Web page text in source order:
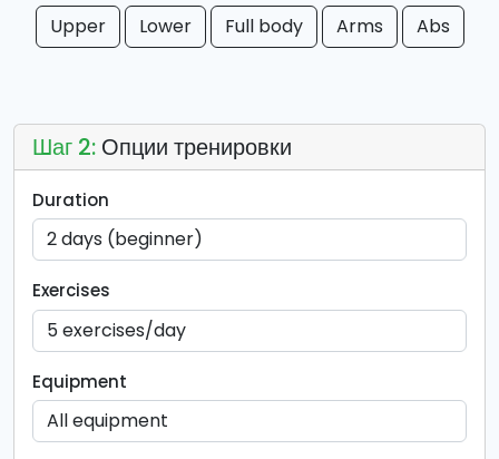
Upper Lower Full body Arms Abs
Шаг 2: Опции тренировки
Duration
Exercises
Equipment